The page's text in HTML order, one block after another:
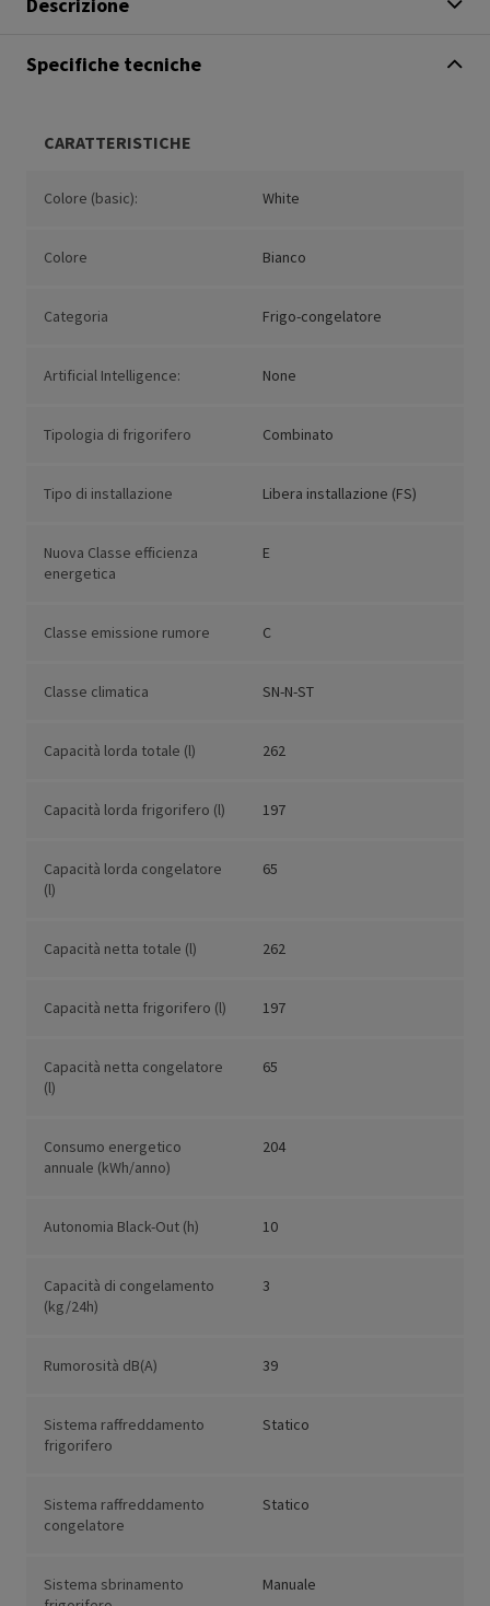
Descrizione
Specifiche tecniche
CARATTERISTICHE
Colore (basic): White
Colore Bianco
Categoria Frigo-congelatore
Artificial Intelligence: None
Tipologia di frigorifero Combinato
Tipo di installazione Libera installazione (FS)
Nuova Classe efficienza
energetica
E
Classe emissione rumore C
Classe climatica SN-N-ST
Capacità lorda totale (l) 262
Capacità lorda frigorifero (l) 197
Capacità lorda congelatore
(l)
65
Capacità netta totale (l) 262
Capacità netta frigorifero (l) 197
Capacità netta congelatore
(l)
65
Consumo energetico
annuale (kWh/anno)
204
Autonomia Black-Out (h) 10
Capacità di congelamento
(kg/24h)
3
Rumorosità dB(A) 39
Sistema raffreddamento
frigorifero
Statico
Sistema raffreddamento
congelatore
Statico
Sistema sbrinamento
Manuale